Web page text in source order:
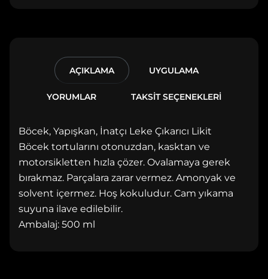
AÇIKLAMA UYGULAMA
YORUMLAR TAKSİT SEÇENEKLERİ
Böcek, Yapışkan, İnatçı Leke Çıkarıcı Likit
Böcek tortularını otonuzdan, kasktan ve
motorsikletten hızla çözer. Ovalamaya gerek
bırakmaz. Parçalara zarar vermez. Amonyak ve
solvent içermez. Hoş kokuludur. Cam yıkama
suyuna ilave edilebilir.
Ambalaj: 500 ml